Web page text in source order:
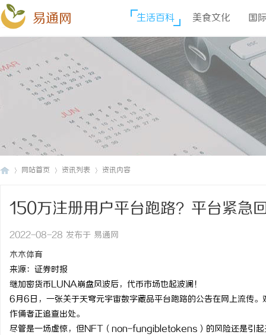
易通网 生活百科 美食文化 国
网站首页 资讯列表 资讯内容
150万注册用户平台跑路？平台紧急
2022-08-28 发布于 易通网
木木体育
来源：证券时报
继加密货币LUNA崩盘风波后，代币市场也起波澜！
6月6日，一张关于天穹元宇宙数字藏品平台跑路的公告在网上流传
作俑者正追查出处。
尽管是一场虚惊，但NFT（non-fungibletokens）的风险还是引起